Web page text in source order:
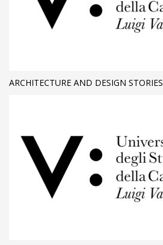
ARCHITECTURE AND DESIGN STORIES